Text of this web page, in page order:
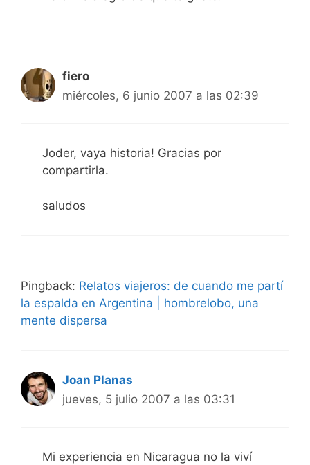
fiero
miércoles, 6 junio 2007 a las 02:39
Joder, vaya historia! Gracias por
compartirla.
saludos
Pingback: Relatos viajeros: de cuando me partí
la espalda en Argentina | hombrelobo, una
mente dispersa
Joan Planas
jueves, 5 julio 2007 a las 03:31
Mi experiencia en Nicaragua no la viví